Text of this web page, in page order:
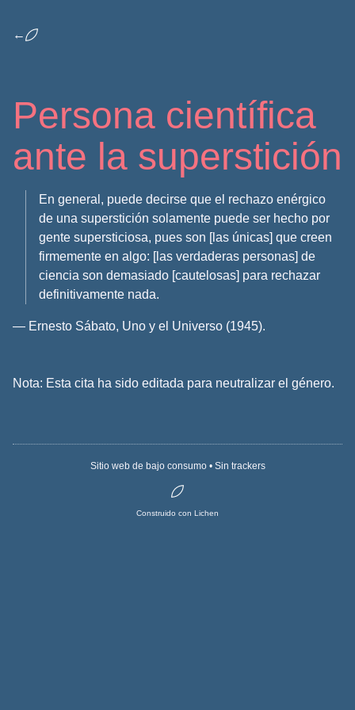
←
Persona científica
ante la superstición
En general, puede decirse que el rechazo enérgico
de una superstición solamente puede ser hecho por
gente supersticiosa, pues son [las únicas] que creen
firmemente en algo: [las verdaderas personas] de
ciencia son demasiado [cautelosas] para rechazar
definitivamente nada.
— Ernesto Sábato, Uno y el Universo (1945).
Nota: Esta cita ha sido editada para neutralizar el género.
Sitio web de bajo consumo • Sin trackers
Construido con Lichen